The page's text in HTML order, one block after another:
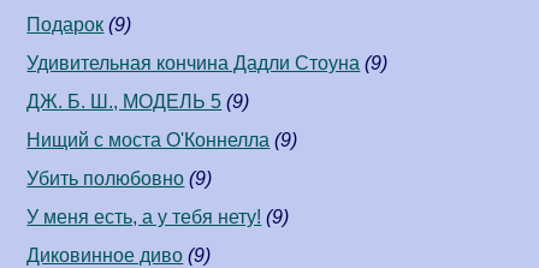
Подарок (9)
Удивительная кончина Дадли Стоуна (9)
ДЖ. Б. Ш., МОДЕЛЬ 5 (9)
Нищий с моста О'Коннелла (9)
Убить полюбовно (9)
У меня есть, а у тебя нету! (9)
Диковинное диво (9)